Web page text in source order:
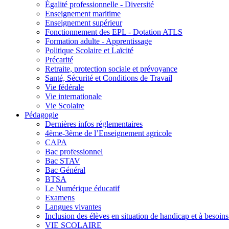
Égalité professionnelle - Diversité
Enseignement maritime
Enseignement supérieur
Fonctionnement des EPL - Dotation ATLS
Formation adulte - Apprentissage
Politique Scolaire et Laïcité
Précarité
Retraite, protection sociale et prévoyance
Santé, Sécurité et Conditions de Travail
Vie fédérale
Vie internationale
Vie Scolaire
Pédagogie
Dernières infos réglementaires
4ème-3ème de l’Enseignement agricole
CAPA
Bac professionnel
Bac STAV
Bac Général
BTSA
Le Numérique éducatif
Examens
Langues vivantes
Inclusion des élèves en situation de handicap et à
VIE SCOLAIRE